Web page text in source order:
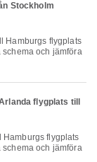
Stockholm
och jämföra
flygplats till
och jämföra